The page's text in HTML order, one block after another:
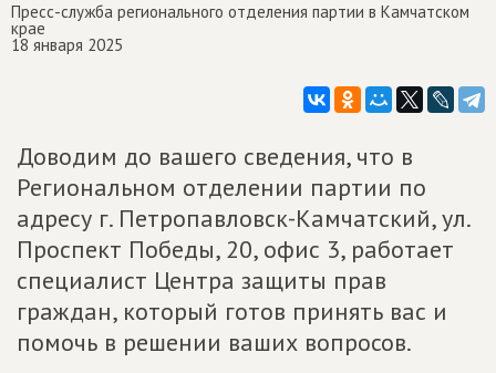
Пресс-служба регионального отделения партии в Камчатском
крае
18 января 2025
Доводим до вашего сведения, что в
Региональном отделении партии по
адресу г. Петропавловск-Камчатский, ул.
Проспект Победы, 20, офис 3, работает
специалист Центра защиты прав
граждан, который готов принять вас и
помочь в решении ваших вопросов.